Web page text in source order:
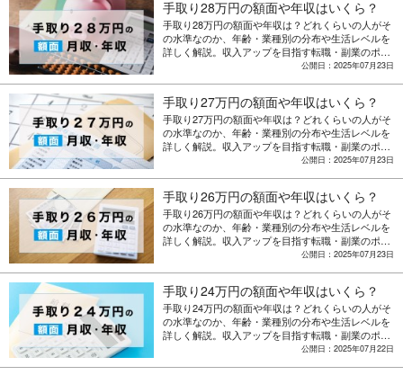
手取り28万円の額面や年収はいくら？
手取り28万円の額面や年収は？どれくらいの人がそ
の水準なのか、年齢・業種別の分布や生活レベルを
詳しく解説。収入アップを目指す転職・副業のポイ
公開日：2025年07月23日
手取り27万円の額面や年収はいくら？
手取り27万円の額面や年収は？どれくらいの人がそ
の水準なのか、年齢・業種別の分布や生活レベルを
詳しく解説。収入アップを目指す転職・副業のポイ
公開日：2025年07月23日
手取り26万円の額面や年収はいくら？
手取り26万円の額面や年収は？どれくらいの人がそ
の水準なのか、年齢・業種別の分布や生活レベルを
詳しく解説。収入アップを目指す転職・副業のポイ
公開日：2025年07月23日
手取り24万円の額面や年収はいくら？
手取り24万円の額面や年収は？どれくらいの人がそ
の水準なのか、年齢・業種別の分布や生活レベルを
詳しく解説。収入アップを目指す転職・副業のポイ
公開日：2025年07月22日